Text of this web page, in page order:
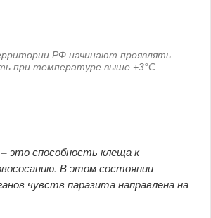
РФ начинают проявлять
при температуре выше +3°С.
это способность клеща к
В этом состоянии
чувств паразита направлена на